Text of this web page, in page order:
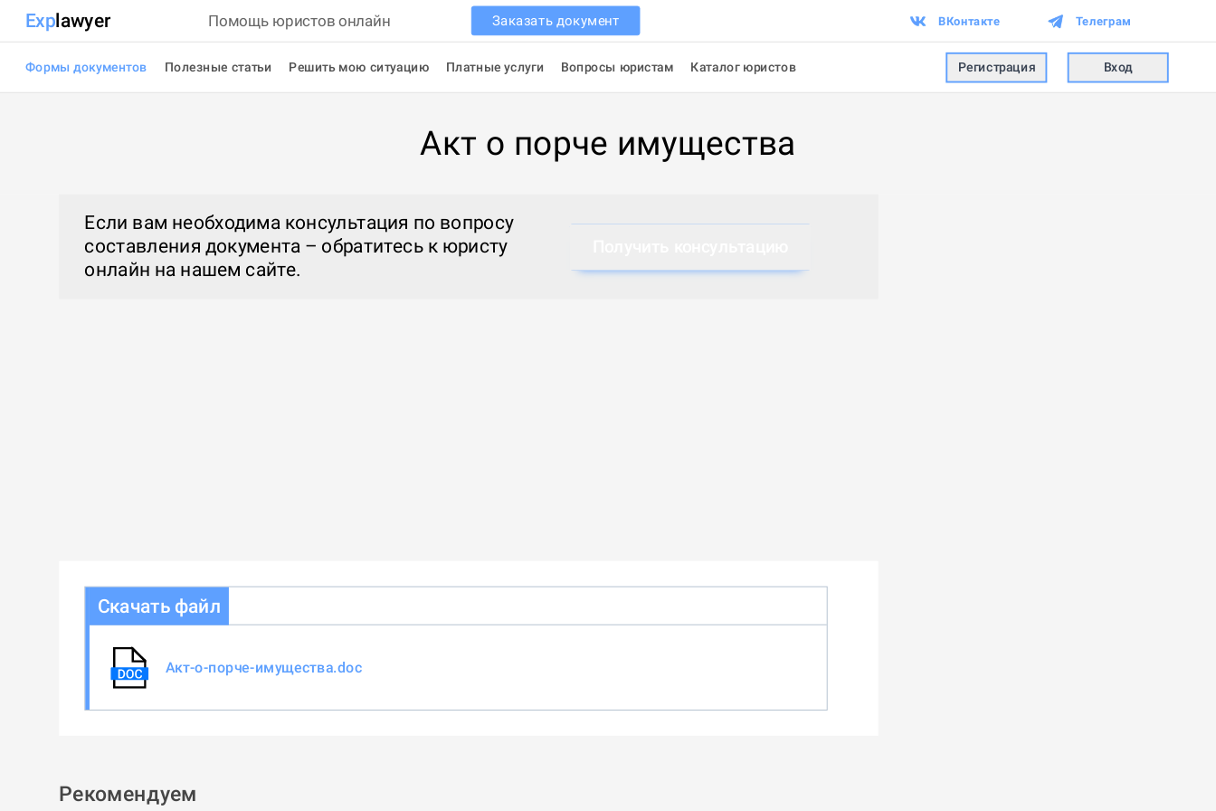
Explawyer Помощь юристов онлайн Заказать документ ВКонтакте Телеграм
Формы документов Полезные статьи Решить мою ситуацию Платные услуги Вопросы юристам Каталог юристов Регистрация Вход
Акт о порче имущества
Если вам необходима консультация по вопросу
составления документа – обратитесь к юристу
онлайн на нашем сайте.
Скачать файл
Акт-о-порче-имущества.doc
Рекомендуем